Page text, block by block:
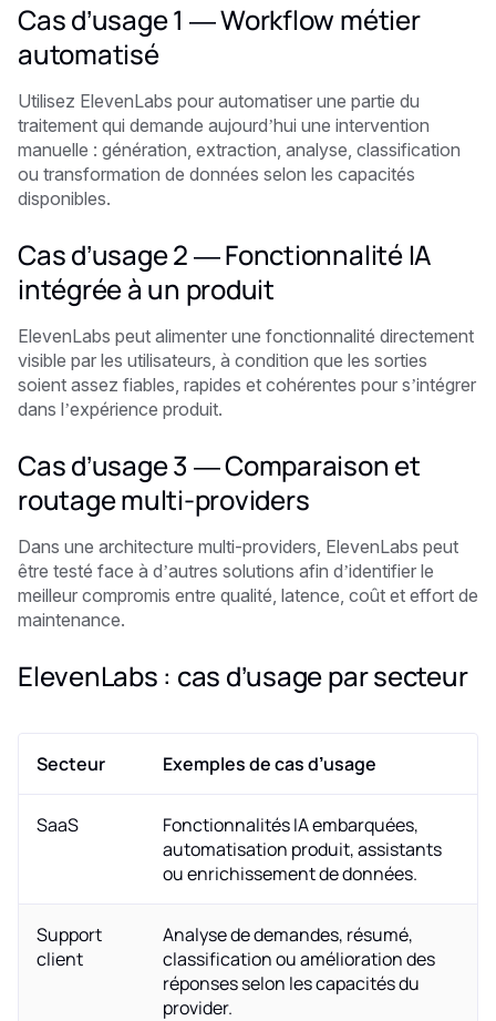
Cas d’usage 1 — Workflow métier
automatisé
Utilisez ElevenLabs pour automatiser une partie du
traitement qui demande aujourd’hui une intervention
manuelle : génération, extraction, analyse, classification
ou transformation de données selon les capacités
disponibles.
Cas d’usage 2 — Fonctionnalité IA
intégrée à un produit
ElevenLabs peut alimenter une fonctionnalité directement
visible par les utilisateurs, à condition que les sorties
soient assez fiables, rapides et cohérentes pour s’intégrer
dans l’expérience produit.
Cas d’usage 3 — Comparaison et
routage multi-providers
Dans une architecture multi-providers, ElevenLabs peut
être testé face à d’autres solutions afin d’identifier le
meilleur compromis entre qualité, latence, coût et effort de
maintenance.
ElevenLabs : cas d’usage par secteur
Secteur Exemples de cas d’usage
SaaS
Fonctionnalités IA embarquées,
automatisation produit, assistants
ou enrichissement de données.
Support
client
Analyse de demandes, résumé,
classification ou amélioration des
réponses selon les capacités du
provider.